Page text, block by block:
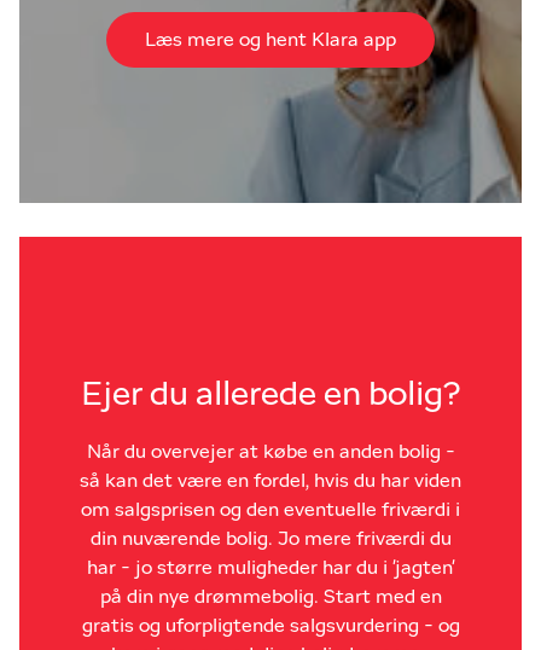
Læs mere og hent Klara app
Ejer du allerede en bolig?
Når du overvejer at købe en anden bolig -
så kan det være en fordel, hvis du har viden
om salgsprisen og den eventuelle friværdi i
din nuværende bolig. Jo mere friværdi du
har - jo større muligheder har du i 'jagten'
på din nye drømmebolig. Start med en
gratis og uforpligtende salgsvurdering - og